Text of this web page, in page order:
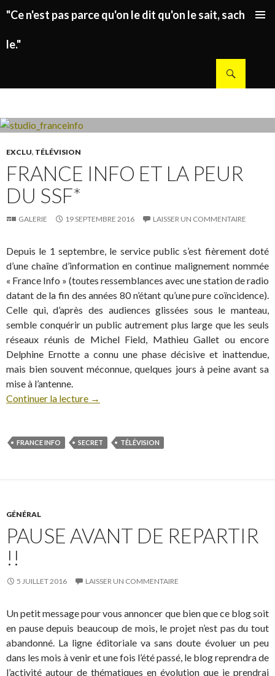
"Ce n'est pas parce qu'on le dit qu'on le sait, sachez
le."
EXCLU, TÉLÉVISION
FRANCE INFO ET LA PEUR
DU SSF*
GALERIE 19 SEPTEMBRE 2016 LAISSER UN COMMENTAIRE
Depuis le 1 septembre, le service public s’est fièrement doté
d’une chaîne d’information en continue malignement nommée
« France Info » (toutes ressemblances avec une station de radio
datant de la fin des années 80 n’étant qu’une pure coïncidence).
Celle qui, d’après des audiences glissées sous le manteau,
semble conquérir un public autrement plus large que les seuls
réseaux réunis de Michel Field, Mathieu Gallet ou encore
Delphine Ernotte a connu une phase décisive et inattendue,
mais bien souvent méconnue, quelques jours à peine avant sa
mise à l’antenne.
Continuer la lecture →
FRANCE INFO SECRET TÉLÉVISION
GÉNÉRAL
PAUSE AVANT DE REPARTIR
!!
5 JUILLET 2016 LAISSER UN COMMENTAIRE
Un petit message pour vous annoncer que bien que ce blog soit
en pause depuis beaucoup de mois, le projet n’est pas du tout
abandonné. La ligne éditoriale va sans doute évoluer un peu
dans les mois à venir et une fois l’été passé, le blog reprendra de
l’activité autour de thématiques en évolution que je prendrai